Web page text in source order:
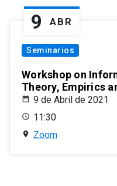
9 ABR
Seminarios
Workshop on
Theory, Empirics
9 de Abril de 2021
11:30
Zoom